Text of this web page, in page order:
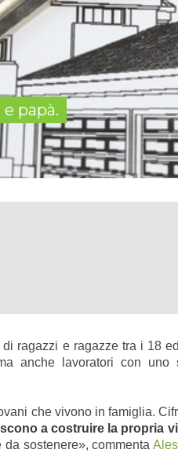
papà.
ragazzi e ragazze tra i 18
anche lavoratori con uno
che vivono in famiglia.
a costruire la propria
sostenere», commenta